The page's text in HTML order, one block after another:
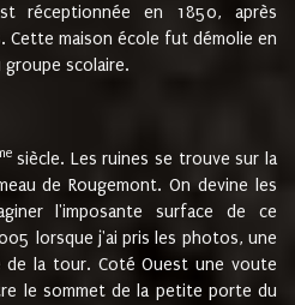
réceptionnée en 1850, après
Cette maison école fut démolie en
scolaire.
siècle. Les ruines se trouve sur la
de Rougemont. On devine les
l'imposante surface de ce
lorsque j'ai pris les photos, une
de la tour. Coté Ouest une voute
le sommet de la petite porte du